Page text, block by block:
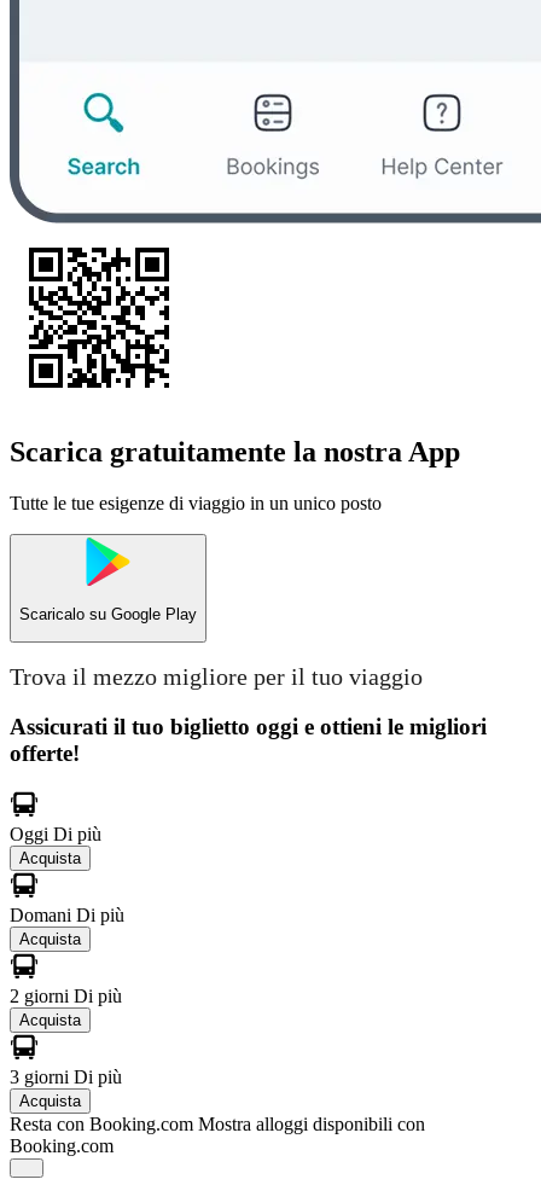
Scarica gratuitamente la nostra App
Tutte le tue esigenze di viaggio in un unico posto
Scaricalo su Google Play
Trova il mezzo migliore per il tuo viaggio
Assicurati il ​​tuo biglietto oggi e ottieni le migliori
offerte!
Oggi Di più
Acquista
Domani Di più
Acquista
2 giorni Di più
Acquista
3 giorni Di più
Acquista
Resta con Booking.com Mostra alloggi disponibili con
Booking.com